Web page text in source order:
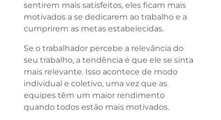
sentirem mais satisfeitos, eles ficam mais
motivados a se dedicarem ao trabalho e a
cumprirem as metas estabelecidas.
Se o trabalhador percebe a relevância do
seu trabalho, a tendência é que ele se sinta
mais relevante. Isso acontece de modo
individual e coletivo, uma vez que as
equipes têm um maior rendimento
quando todos estão mais motivados.